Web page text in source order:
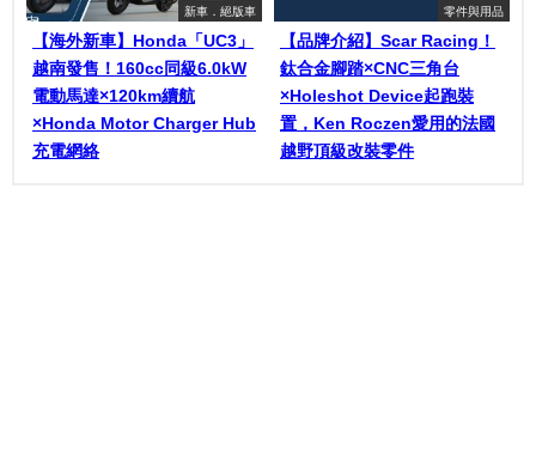
新車．絕版車
【海外新車】Honda「UC3」
越南發售！160cc同級6.0kW
電動馬達×120km續航
×Honda Motor Charger Hub
充電網絡
零件與用品
【品牌介紹】Scar Racing！
鈦合金腳踏×CNC三角台
×Holeshot Device起跑裝
置，Ken Roczen愛用的法國
越野頂級改裝零件